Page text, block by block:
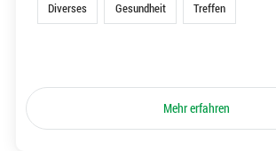
Diverses Gesundheit Treffen
Mehr erfahren